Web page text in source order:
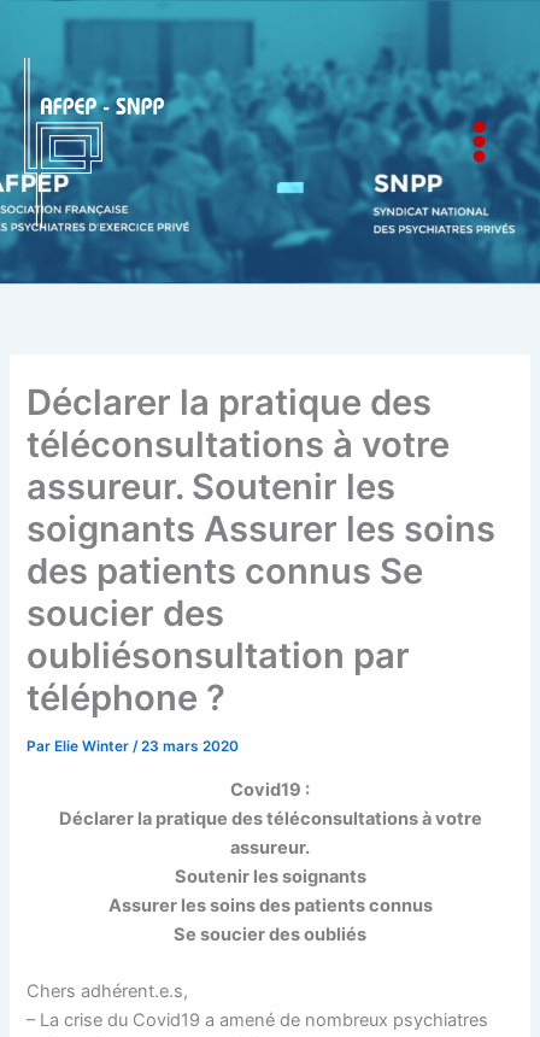
contenu
AFPEP-SNPP
Déclarer la pratique des
téléconsultations à votre
assureur. Soutenir les
soignants Assurer les soins
des patients connus Se
soucier des
oubliésonsultation par
téléphone ?
Par Elie Winter/23 mars 2020
Covid19 :
Déclarer la pratique des téléconsultations à votre
assureur.
Soutenir les soignants
Assurer les soins des patients connus
Se soucier des oubliés
Chers adhérent.e.s,
– La crise du Covid19 a amené de nombreux psychiatres